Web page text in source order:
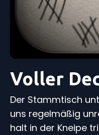
Voller
Der Stammtisch
uns regelmäßig
halt in der Kneipe